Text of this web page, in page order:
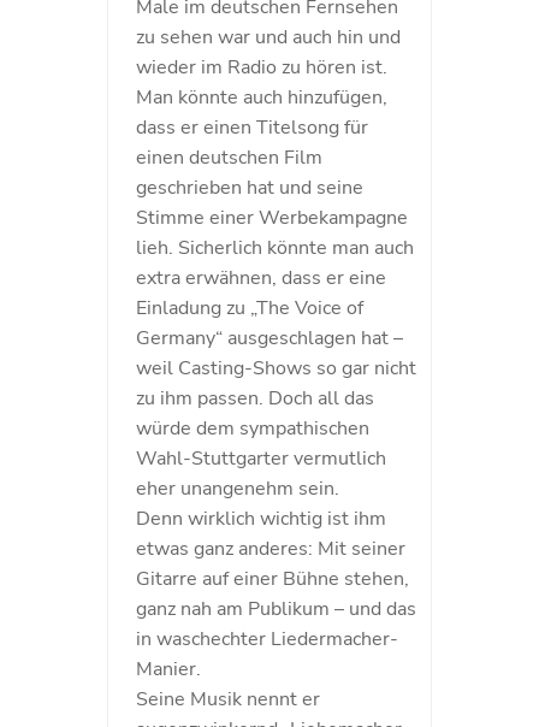
Male im deutschen Fernsehen
zu sehen war und auch hin und
wieder im Radio zu hören ist.
Man könnte auch hinzufügen,
dass er einen Titelsong für
einen deutschen Film
geschrieben hat und seine
Stimme einer Werbekampagne
lieh. Sicherlich könnte man auch
extra erwähnen, dass er eine
Einladung zu „The Voice of
Germany“ ausgeschlagen hat –
weil Casting-Shows so gar nicht
zu ihm passen. Doch all das
würde dem sympathischen
Wahl-Stuttgarter vermutlich
eher unangenehm sein.
Denn wirklich wichtig ist ihm
etwas ganz anderes: Mit seiner
Gitarre auf einer Bühne stehen,
ganz nah am Publikum – und das
in waschechter Liedermacher-
Manier.
Seine Musik nennt er